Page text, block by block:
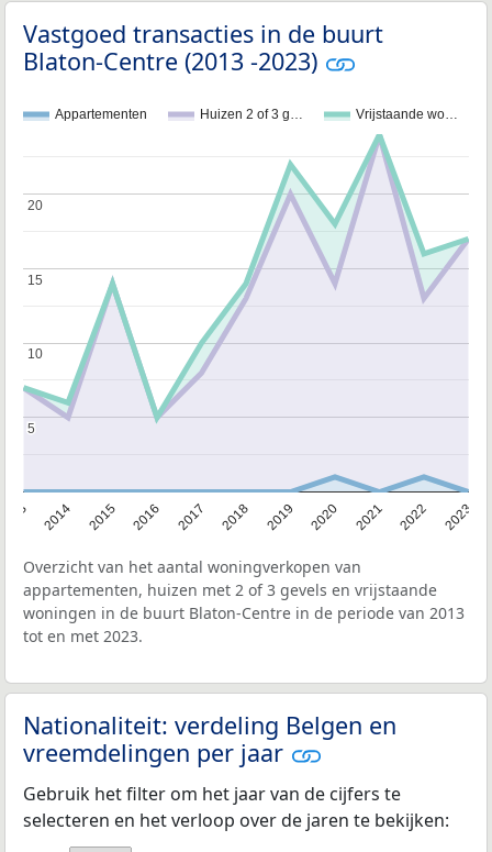
Vastgoed transacties in de buurt
Blaton-Centre (2013 -2023)
Appartementen Huizen 2 of 3 g… Vrijstaande wo…
2014 2015 2016 2017 2018 2019 2020 2021 2022 2023
5
5
10
10
15
15
20
20
Overzicht van het aantal woningverkopen van
appartementen, huizen met 2 of 3 gevels en vrijstaande
woningen in de buurt Blaton-Centre in de periode van 2013
tot en met 2023.
Nationaliteit: verdeling Belgen en
vreemdelingen per jaar
Gebruik het filter om het jaar van de cijfers te
selecteren en het verloop over de jaren te bekijken: